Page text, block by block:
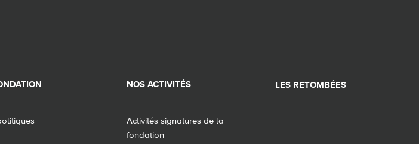
NOS ACTIVITÉS
Activités signatures de la
fondation
LES RETOMBÉES